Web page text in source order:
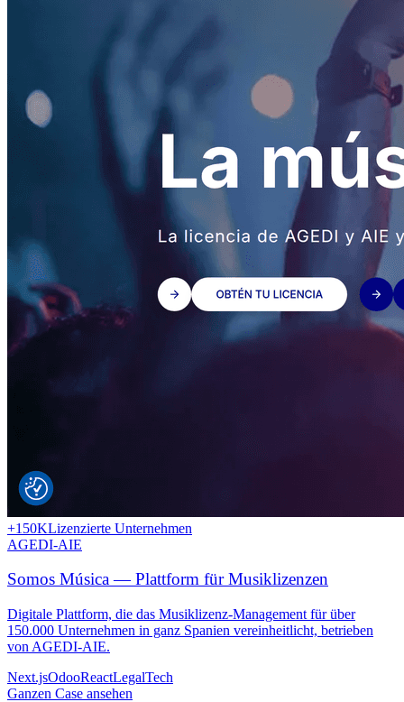
+150KLizenzierte Unternehmen
AGEDI-AIE
Somos Música — Plattform für Musiklizenzen
Digitale Plattform, die das Musiklizenz-Management für über
150.000 Unternehmen in ganz Spanien vereinheitlicht, betrieben
von AGEDI-AIE.
Next.jsOdooReactLegalTech
Ganzen Case ansehen